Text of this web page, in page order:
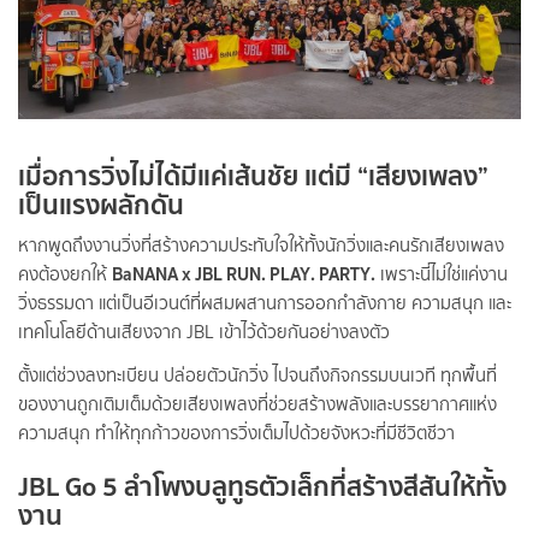
เมื่อการวิ่งไม่ได้มีแค่เส้นชัย แต่มี “เสียงเพลง”
เป็นแรงผลักดัน
หากพูดถึงงานวิ่งที่สร้างความประทับใจให้ทั้งนักวิ่งและคนรักเสียงเพลง
คงต้องยกให้ BaNANA x JBL RUN. PLAY. PARTY. เพราะนี่ไม่ใช่แค่งาน
วิ่งธรรมดา แต่เป็นอีเวนต์ที่ผสมผสานการออกกำลังกาย ความสนุก และ
เทคโนโลยีด้านเสียงจาก JBL เข้าไว้ด้วยกันอย่างลงตัว
ตั้งแต่ช่วงลงทะเบียน ปล่อยตัวนักวิ่ง ไปจนถึงกิจกรรมบนเวที ทุกพื้นที่
ของงานถูกเติมเต็มด้วยเสียงเพลงที่ช่วยสร้างพลังและบรรยากาศแห่ง
ความสนุก ทำให้ทุกก้าวของการวิ่งเต็มไปด้วยจังหวะที่มีชีวิตชีวา
JBL Go 5 ลำโพงบลูทูธตัวเล็กที่สร้างสีสันให้ทั้ง
งาน